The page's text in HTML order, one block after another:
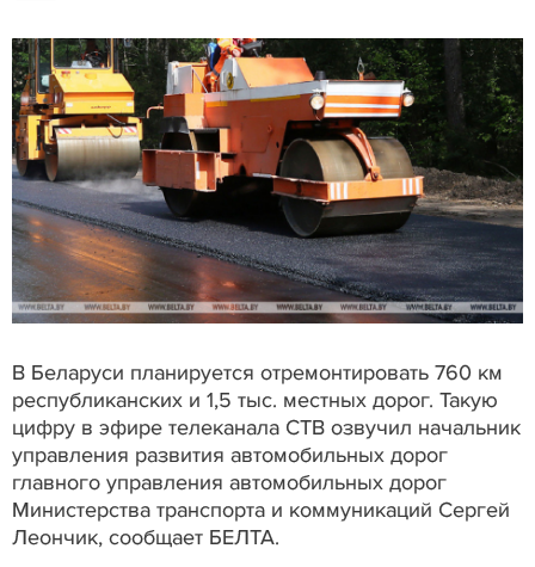
В Беларуси планируется отремонтировать 760 км
республиканских и 1,5 тыс. местных дорог. Такую
цифру в эфире телеканала СТВ озвучил начальник
управления развития автомобильных дорог
главного управления автомобильных дорог
Министерства транспорта и коммуникаций Сергей
Леончик, сообщает БЕЛТА.